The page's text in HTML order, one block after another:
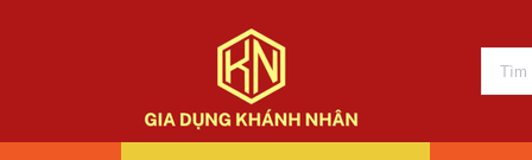
Giá bán: 80.000₫